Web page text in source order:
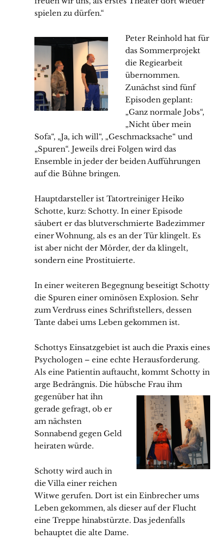
spielen zu dürfen.“
Peter Reinhold hat für
das Sommerprojekt
die Regiearbeit
übernommen.
Zunächst sind fünf
Episoden geplant:
„Ganz normale Jobs“,
„Nicht über mein
Sofa“, „Ja, ich will“, „Geschmacksache“ und
„Spuren“. Jeweils drei Folgen wird das
Ensemble in jeder der beiden Aufführungen
auf die Bühne bringen.
Hauptdarsteller ist Tatortreiniger Heiko
Schotte, kurz: Schotty. In einer Episode
säubert er das blutverschmierte Badezimmer
einer Wohnung, als es an der Tür klingelt. Es
ist aber nicht der Mörder, der da klingelt,
sondern eine Prostituierte.
In einer weiteren Begegnung beseitigt Schotty
die Spuren einer ominösen Explosion. Sehr
zum Verdruss eines Schriftstellers, dessen
Tante dabei ums Leben gekommen ist.
Schottys Einsatzgebiet ist auch die Praxis eines
Psychologen – eine echte Herausforderung.
Als eine Patientin auftaucht, kommt Schotty in
arge Bedrängnis. Die hübsche Frau ihm
gegenüber hat ihn
gerade gefragt, ob er
am nächsten
Sonnabend gegen Geld
heiraten würde.
Schotty wird auch in
die Villa einer reichen
Witwe gerufen. Dort ist ein Einbrecher ums
Leben gekommen, als dieser auf der Flucht
eine Treppe hinabstürzte. Das jedenfalls
behauptet die alte Dame.